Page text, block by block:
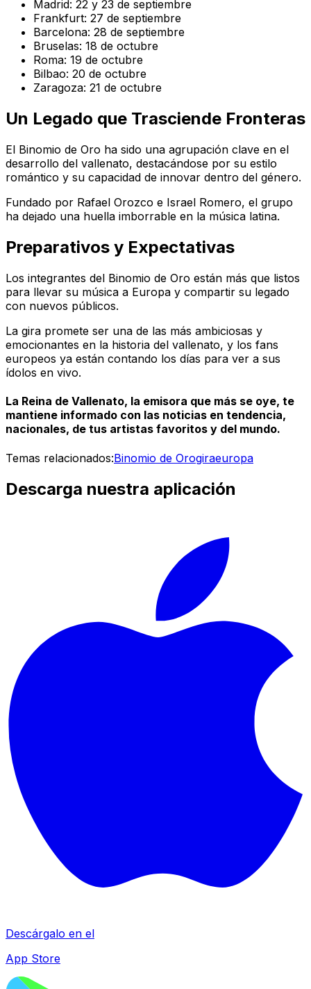
Madrid: 22 y 23 de septiembre
Frankfurt: 27 de septiembre
Barcelona: 28 de septiembre
Bruselas: 18 de octubre
Roma: 19 de octubre
Bilbao: 20 de octubre
Zaragoza: 21 de octubre
Un Legado que Trasciende Fronteras
El Binomio de Oro ha sido una agrupación clave en el
desarrollo del vallenato, destacándose por su estilo
romántico y su capacidad de innovar dentro del género.
Fundado por Rafael Orozco e Israel Romero, el grupo
ha dejado una huella imborrable en la música latina.
Preparativos y Expectativas
Los integrantes del Binomio de Oro están más que listos
para llevar su música a Europa y compartir su legado
con nuevos públicos.
La gira promete ser una de las más ambiciosas y
emocionantes en la historia del vallenato, y los fans
europeos ya están contando los días para ver a sus
ídolos en vivo.
La Reina de Vallenato, la emisora que más se oye, te
mantiene informado con las noticias en tendencia,
nacionales, de tus artistas favoritos y del mundo.
Temas relacionados:Binomio de Orogiraeuropa
Descarga nuestra aplicación
Descárgalo en el
App Store